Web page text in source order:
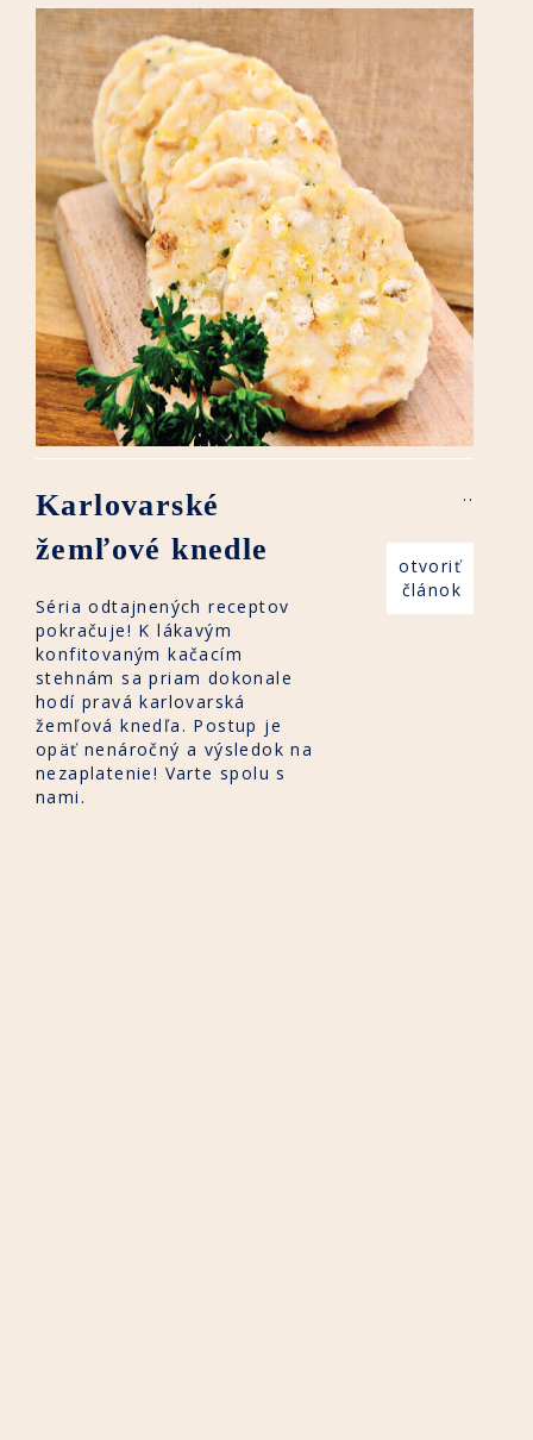
Karlovarské
žemľové knedle
Séria odtajnených receptov
pokračuje! K lákavým
konfitovaným kačacím
stehnám sa priam dokonale
hodí pravá karlovarská
žemľová knedľa. Postup je
opäť nenáročný a výsledok na
nezaplatenie! Varte spolu s
nami.
..
otvoriť
článok